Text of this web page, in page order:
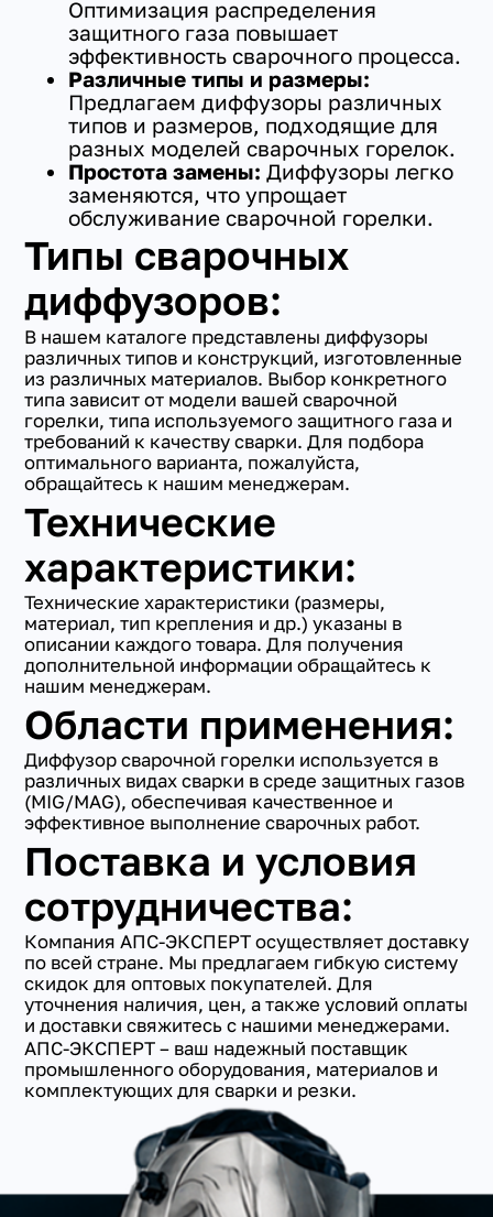
Оптимизация распределения
защитного газа повышает
эффективность сварочного процесса.
Различные типы и размеры:
Предлагаем диффузоры различных
типов и размеров, подходящие для
разных моделей сварочных горелок.
Простота замены: Диффузоры легко
заменяются, что упрощает
обслуживание сварочной горелки.
Типы сварочных
диффузоров:
В нашем каталоге представлены диффузоры
различных типов и конструкций, изготовленные
из различных материалов. Выбор конкретного
типа зависит от модели вашей сварочной
горелки, типа используемого защитного газа и
требований к качеству сварки. Для подбора
оптимального варианта, пожалуйста,
обращайтесь к нашим менеджерам.
Технические
характеристики:
Технические характеристики (размеры,
материал, тип крепления и др.) указаны в
описании каждого товара. Для получения
дополнительной информации обращайтесь к
нашим менеджерам.
Области применения:
Диффузор сварочной горелки используется в
различных видах сварки в среде защитных газов
(MIG/MAG), обеспечивая качественное и
эффективное выполнение сварочных работ.
Поставка и условия
сотрудничества:
Компания АПС-ЭКСПЕРТ осуществляет доставку
по всей стране. Мы предлагаем гибкую систему
скидок для оптовых покупателей. Для
уточнения наличия, цен, а также условий оплаты
и доставки свяжитесь с нашими менеджерами.
АПС-ЭКСПЕРТ – ваш надежный поставщик
промышленного оборудования, материалов и
комплектующих для сварки и резки.